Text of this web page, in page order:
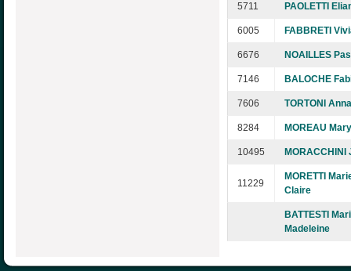
5711 PAOLETTI
6005 FABBRETI
6676 NOAILLES
7146 BALOCHE
7606 TORTONI Anna
8284 MOREAU
10495 MORACCHINI
11229
MORETTI
Claire
BATTESTI
Madeleine